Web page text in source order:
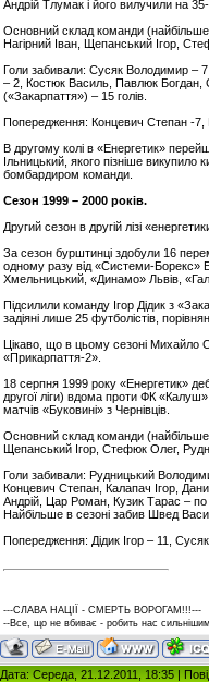
Андрій Тлумак і його вилучили на
Основний склад команди
Нагірний Іван, Щепанський Ігор,
Голи забивали: Сусяк Володимир –
– 2, Костюк Василь, Павлюк Богдан,
(«Закарпаття») – 15 голів.
Попередження: Концевич Степан -
В другому колі в «Енергетик»
Ільницький, якого пізніше
бомбардиром команди.
Сезон 1999 – 2000 років.
Другий сезон в другій лізі
За сезон бурштинці здобули 16
одному разу від «Системи-
Хмельницький, «Динамо» Львів,
Підсилили команду Ігор Дідик з
задіяні лише 25 футболістів,
Цікаво, що в цьому сезоні Михайло
«Прикарпаття-2».
18 серпня 1999 року «Енергетик»
другої ліги) вдома проти ФК
матчів «Буковині» з Чернівців.
Основний склад команди
Щепанський Ігор, Стефюк Олег,
Голи забивали: Рудницький
Концевич Степан, Калапач Ігор,
Андрій, Цар Роман, Кузик Тарас – по
Найбільше в сезоні забив Швед
Попередження: Дідик Ігор – 11,
---СЛАВА НАЦІЇ - СМЕРТЬ ВОРОГАМ!!!---
--Все, що не вбиває - робить нас
Дата: Середа, 21.12.2011, 18:35 |